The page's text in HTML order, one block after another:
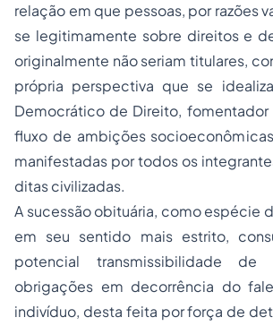
relação em que pessoas, por razões
se legitimamente sobre direitos e
originalmente não seriam titulares,
própria perspectiva que se
Democrático de Direito,
fluxo de ambições
manifestadas por todos os
ditas civilizadas.
A sucessão obituária, como espécie
em seu sentido mais estrito,
potencial transmissibilidade
obrigações em decorrência do
indivíduo, desta feita por força de